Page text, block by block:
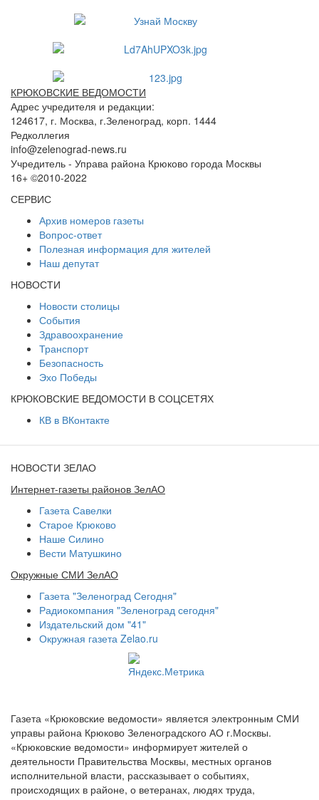
КРЮКОВСКИЕ ВЕДОМОСТИ
Адрес учредителя и редакции:
124617, г. Москва, г.Зеленоград, корп. 1444
Редколлегия
info@zelenograd-news.ru
Учредитель - Управа района Крюково города Москвы
16+ ©2010-2022
СЕРВИС
Архив номеров газеты
Вопрос-ответ
Полезная информация для жителей
Наш депутат
НОВОСТИ
Новости столицы
События
Здравоохранение
Транспорт
Безопасность
Эхо Победы
КРЮКОВСКИЕ ВЕДОМОСТИ В СОЦСЕТЯХ
КВ в ВКонтакте
НОВОСТИ ЗЕЛАО
Интернет-газеты районов ЗелАО
Газета Савелки
Старое Крюково
Наше Силино
Вести Матушкино
Окружные СМИ ЗелАО
Газета "Зеленоград Сегодня"
Радиокомпания "Зеленоград сегодня"
Издательский дом "41"
Окружная газета Zelao.ru
Газета «Крюковские ведомости» является электронным СМИ
управы района Крюково Зеленоградского АО г.Москвы.
«Крюковские ведомости» информирует жителей о
деятельности Правительства Москвы, местных органов
исполнительной власти, рассказывает о событиях,
происходящих в районе, о ветеранах, людях труда,